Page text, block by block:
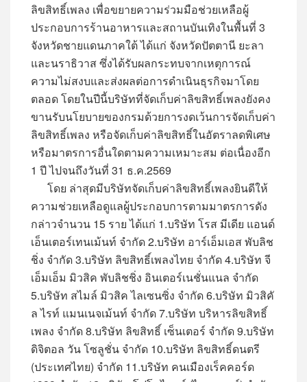
ลิขสิทธิ์เพลง เพื่อขยายความร่วมมือช่วยเหลือผู้
ประกอบการร้านอาหารและสถานบันเทิงในพื้นที่ 3
จังหวัดชายแดนภาคใต้ ได้แก่ จังหวัดปัตตานี ยะลา
และนราธิวาส ซึ่งได้รับผลกระทบจากเหตุการณ์
ความไม่สงบและส่งผลต่อการดำเนินธุรกิจมาโดย
ตลอด โดยในปีนี้บริษัทที่จัดเก็บค่าลิขสิทธิ์เพลงยังคง
ขานรับนโยบายของกรมด้วยการงดเว้นการจัดเก็บค่า
ลิขสิทธิ์เพลง หรือจัดเก็บค่าลิขสิทธิ์ในอัตราลดพิเศษ
หรือมาตรการอื่นใดตามความเหมาะสม ต่อเนื่องอีก
1 ปี ไปจนถึงวันที่ 31 ธ.ค.2569
โดย ล่าสุดมีบริษัทจัดเก็บค่าลิขสิทธิ์เพลงยินดีให้
ความช่วยเหลือดูแลผู้ประกอบการตามมาตรการดัง
กล่าวจำนวน 15 ราย ได้แก่ 1.บริษัท โรส มีเดีย แอนด์
เอ็นเตอร์เทนเม้นท์ จำกัด 2.บริษัท อาร์เอ็มเอส พับลิช
ชิ่ง จำกัด 3.บริษัท ลิขสิทธิ์เพลงไทย จำกัด 4.บริษัท จี
เอ็มเอ็ม มิวสิค พับลิชชิ่ง อินเตอร์เนชั่นแนล จำกัด
5.บริษัท สไมล์ มิวสิค ไลเซนซิ่ง จำกัด 6.บริษัท มิวสิคั
ล ไรท์ แมนเนจเม้นท์ จำกัด 7.บริษัท บริหารลิขสิทธิ์
เพลง จำกัด 8.บริษัท ลิขสิทธิ์ เซ็นเตอร์ จำกัด 9.บริษัท
ดิจิตอล วัน โซลูชั่น จำกัด 10.บริษัท ลิขสิทธิ์ดนตรี
(ประเทศไทย) จำกัด 11.บริษัท คนเมืองเร็คคอร์ด